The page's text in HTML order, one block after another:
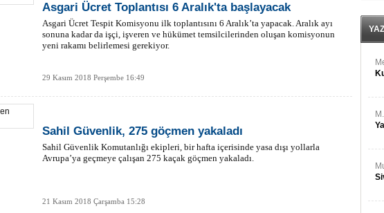
Asgari Ücret Toplantısı 6 Aralık'ta başlayacak
Asgari Ücret Tespit Komisyonu ilk toplantısını 6 Aralık’ta yapacak. Aralık ayı
sonuna kadar da işçi, işveren ve hükümet temsilcilerinden oluşan komisyonun
yeni rakamı belirlemesi gerekiyor.
29 Kasım 2018 Perşembe 16:49
Sahil Güvenlik, 275 göçmen yakaladı
Sahil Güvenlik Komutanlığı ekipleri, bir hafta içerisinde yasa dışı yollarla
Avrupa’ya geçmeye çalışan 275 kaçak göçmen yakaladı.
21 Kasım 2018 Çarşamba 15:28